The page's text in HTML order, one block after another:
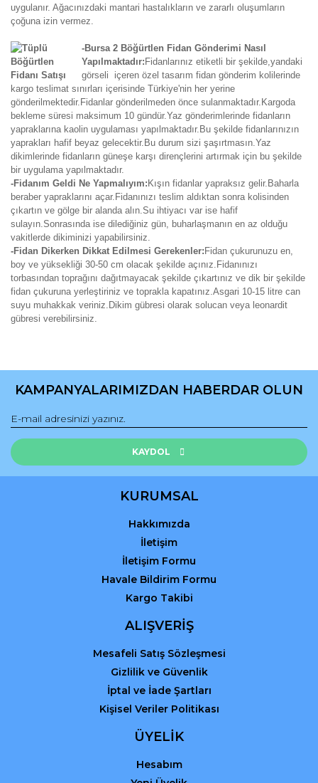
uygulanır. Ağacınızdaki mantari hastalıkların ve zararlı oluşumların
çoğuna izin vermez.
-Bursa 2 Böğürtlen Fidan Gönderimi Nasıl
Yapılmaktadır: Fidanlarınız etiketli bir şekilde,yandaki
görseli içeren özel tasarım fidan gönderim kolilerinde
kargo teslimat sınırları içerisinde Türkiye'nin her yerine
gönderilmektedir.Fidanlar gönderilmeden önce sulanmaktadır.Kargoda
bekleme süresi maksimum 10 gündür.Yaz gönderimlerinde fidanların
yapraklarına kaolin uygulaması yapılmaktadır.Bu şekilde fidanlarınızın
yaprakları hafif beyaz gelecektir.Bu durum sizi şaşırtmasın.Yaz
dikimlerinde fidanların güneşe karşı dirençlerini artırmak için bu şekilde
bir uygulama yapılmaktadır.
-Fidanım Geldi Ne Yapmalıyım: Kışın fidanlar yapraksız gelir.Baharla
beraber yapraklarını açar.Fidanınızı teslim aldıktan sonra kolisinden
çıkartın ve gölge bir alanda alın.Su ihtiyacı var ise hafif
sulayın.Sonrasında ise dilediğiniz gün, buharlaşmanın en az olduğu
vakitlerde dikiminizi yapabilirsiniz.
-Fidan Dikerken Dikkat Edilmesi Gerekenler: Fidan çukurunuzu en,
boy ve yüksekliği 30-50 cm olacak şekilde açınız.Fidanınızı
torbasından toprağını dağıtmayacak şekilde çıkartınız ve dik bir şekilde
fidan çukuruna yerleştiriniz ve toprakla kapatınız.Asgari 10-15 litre can
suyu muhakkak veriniz.Dikim gübresi olarak solucan veya leonardit
gübresi verebilirsiniz.
konularda yetersiz gördüğünüz noktaları öneri formunu
Görüş ve önerileriniz için teşekkür ederiz.
Ürün resmi kalitesiz, bozuk veya görüntülenemiyor.
Ürün açıklamasında eksik bilgiler bulunuyor.
Ürün fiyatı diğer sitelerden daha pahalı.
Gönder
KAMPANYALARIMIZDAN HABERDAR OLUN
KAYDOL
KURUMSAL
Hakkımızda
İletişim
İletişim Formu
Havale Bildirim Formu
Kargo Takibi
ALIŞVERİŞ
Mesafeli Satış Sözleşmesi
Gizlilik ve Güvenlik
İptal ve İade Şartları
Kişisel Veriler Politikası
ÜYELİK
Hesabım